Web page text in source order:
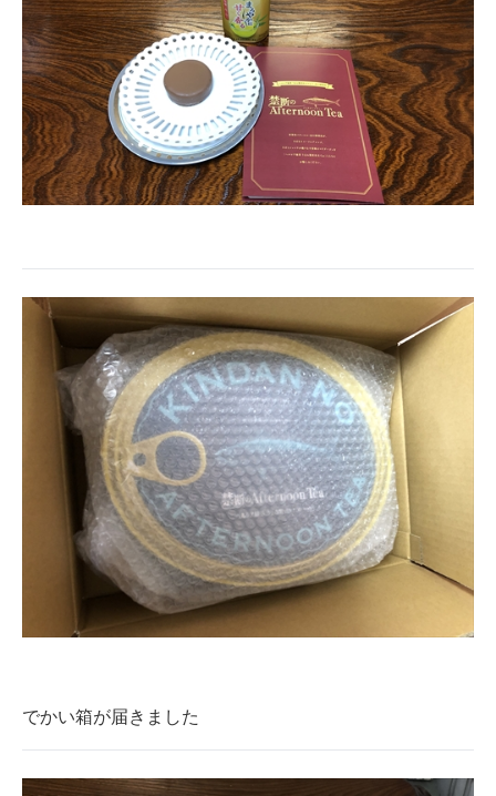
エレクトロニクス専門サイト
電子設計の基本と応用
エネルギーの専門メディア
建設×テクノロジーの最前線
でかい箱が届きました